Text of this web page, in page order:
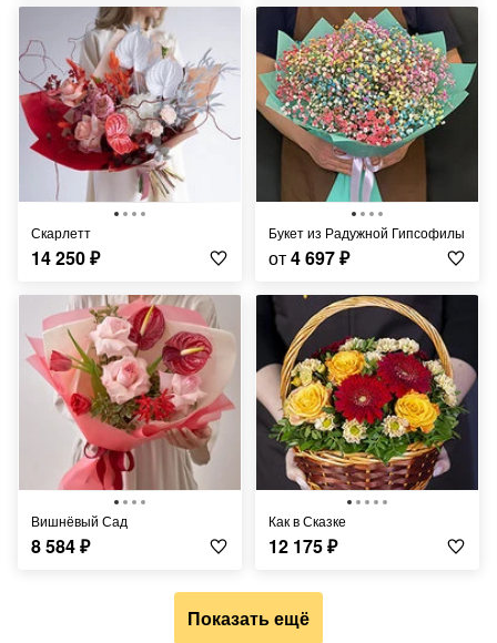
Скарлетт
14 250₽
Букет из Радужной Гипсофилы
от4 697₽
Вишнёвый Сад
8 584₽
Как в Сказке
12 175₽
Показать ещё